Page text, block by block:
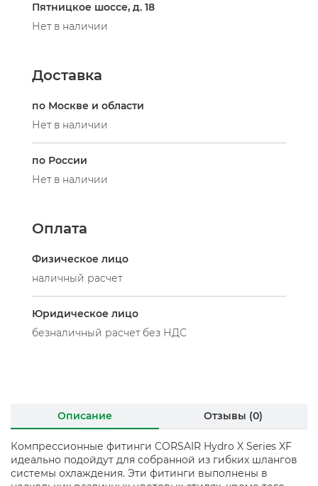
Пятницкое шоссе, д. 18
Нет в наличии
Доставка
по Москве и области
Нет в наличии
по России
Нет в наличии
Оплата
Физическое лицо
наличный расчет
Юридическое лицо
безналичный расчет без НДС
Описание Отзывы (0)
Компрессионные фитинги CORSAIR Hydro X Series XF
идеально подойдут для собранной из гибких шлангов
системы охлаждения. Эти фитинги выполнены в